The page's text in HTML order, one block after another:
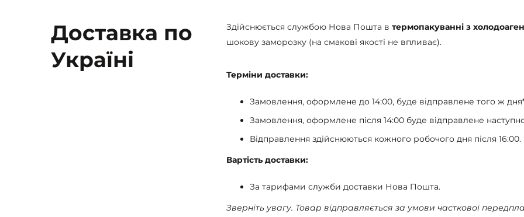
Доставка по
Україні
Здійснюється службою Нова Пошта в термопакуванні з
шокову заморозку (на смакові якості не впливає).
Терміни доставки:
Замовлення, оформлене до 14:00, буде відправлене того ж
Замовлення, оформлене після 14:00 буде відправлене
Відправлення здійснюються кожного робочого дня після 16:00.
Вартість доставки:
За тарифами служби доставки Нова Пошта.
Зверніть увагу. Товар відправляється за умови часткової